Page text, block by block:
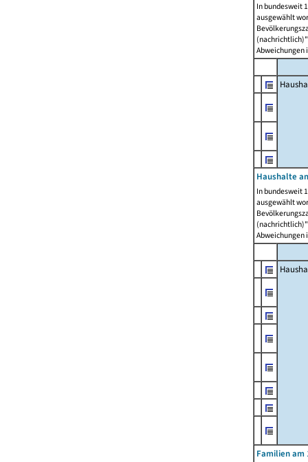
In bundesweit
ausgewählt
Abweichungen
Haushalte
In bundesweit
ausgewählt
Abweichungen
Familien am